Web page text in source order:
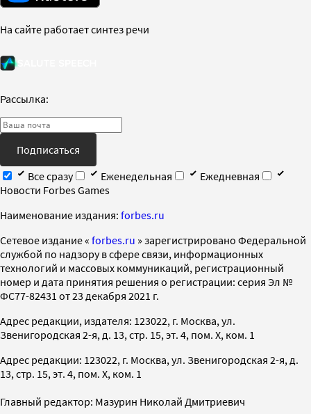
На сайте работает синтез речи
Рассылка:
Подписаться
Все сразу
Еженедельная
Ежедневная
Новости Forbes Games
Наименование издания: forbes.ru
Cетевое издание « forbes.ru » зарегистрировано Федеральной
службой по надзору в сфере связи, информационных
технологий и массовых коммуникаций, регистрационный
номер и дата принятия решения о регистрации: серия Эл №
ФС77-82431 от 23 декабря 2021 г.
Адрес редакции, издателя: 123022, г. Москва, ул.
Звенигородская 2-я, д. 13, стр. 15, эт. 4, пом. X, ком. 1
Адрес редакции: 123022, г. Москва, ул. Звенигородская 2-я, д.
13, стр. 15, эт. 4, пом. X, ком. 1
Главный редактор: Мазурин Николай Дмитриевич